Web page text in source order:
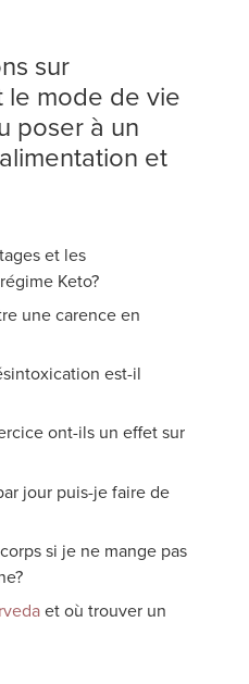
sur
le mode de vie
poser à un
et
et les
Keto?
une carence en
est-il
ont-ils un effet sur
jour puis-je faire de
si je ne mange pas
et où trouver un